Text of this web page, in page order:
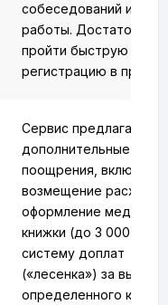
собеседований и
работы. Достаточно
пройти быструю
регистрацию в
Сервис предлагает
дополнительные
поощрения, включая
возмещение
оформление
книжки (до 3 000 ₽) и
систему доплат
(«лесенка») за
определенного